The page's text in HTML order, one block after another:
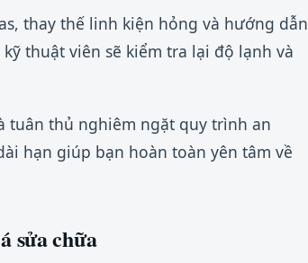
thay thế linh kiện hỏng và hướng dẫn
thuật viên sẽ kiểm tra lại độ lạnh và
tuân thủ nghiêm ngặt quy trình an
hạn giúp bạn hoàn toàn yên tâm về
sửa chữa